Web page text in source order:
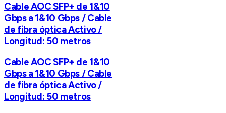
Cable AOC SFP+ de 1&10
Gbps a 1&10 Gbps / Cable
de fibra óptica Activo /
Longitud: 50 metros
Cable AOC SFP+ de 1&10
Gbps a 1&10 Gbps / Cable
de fibra óptica Activo /
Longitud: 50 metros